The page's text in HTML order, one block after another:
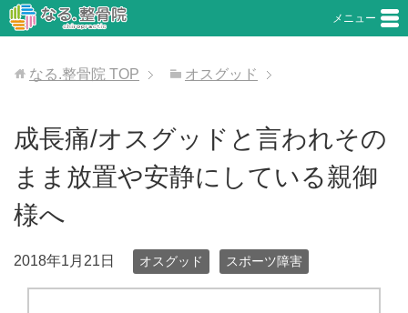
メニュー
なる.整骨院 TOP オスグッド
成長痛/オスグッドと言われその
まま放置や安静にしている親御
様へ
2018年1月21日 オスグッド スポーツ障害